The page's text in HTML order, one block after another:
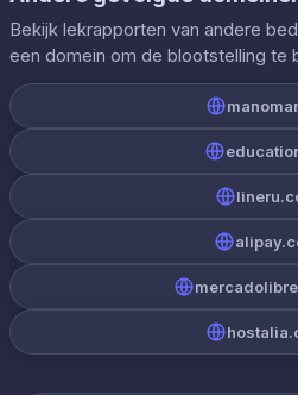
Bekijk lekrapporten van andere
een domein om de blootstelling te